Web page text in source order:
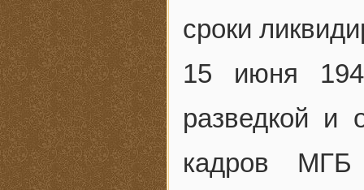
сроки
15 июня
разведкой и
кадров